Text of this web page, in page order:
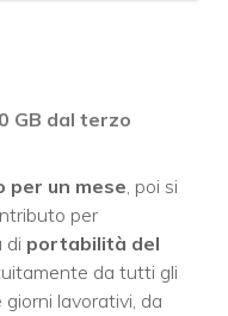
GB dal terzo
per un mese, poi si
per
di portabilità del
da tutti gli
lavorativi, da